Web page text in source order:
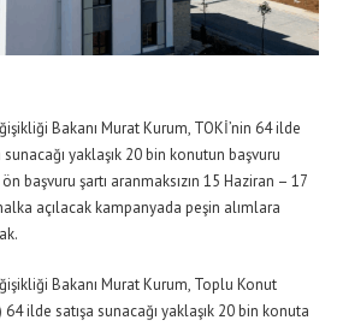
Bakanı Murat Kurum, TOKİ’nin 64 ilde
yaklaşık 20 bin konutun başvuru
ön başvuru şartı aranmaksızın 15 Haziran – 17
açılacak kampanyada peşin alımlara
Bakanı Murat Kurum, Toplu Konut
64 ilde satışa sunacağı yaklaşık 20 bin konuta